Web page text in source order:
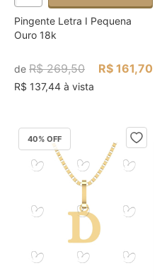
Pingente Letra I Pequena
Ouro 18k
de R$ 269,50 R$ 161,70
R$ 137,44 à vista
40% OFF